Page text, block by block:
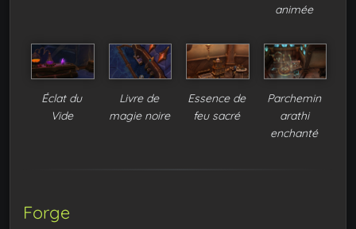
animée
Éclat du
Vide
Livre de
magie noire
Essence de
feu sacré
Parchemin
arathi
enchanté
Forge